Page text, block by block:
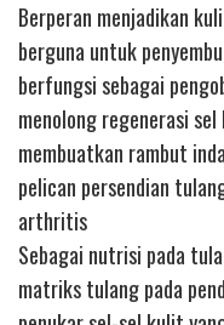
Berperan menjadikan
berguna untuk
berfungsi sebagai
menolong regenerasi
membuatkan rambut
pelican persendian
arthritis
Sebagai nutrisi pada
matriks tulang pada